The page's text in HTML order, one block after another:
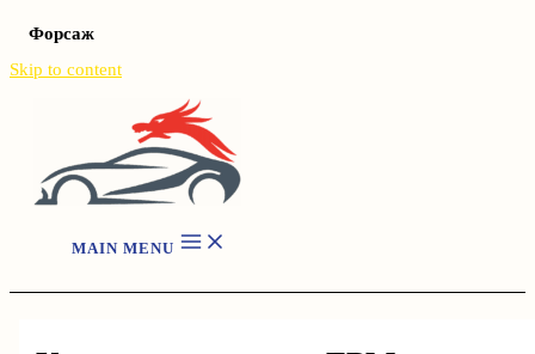
Форсаж
Skip to content
MAIN MENU